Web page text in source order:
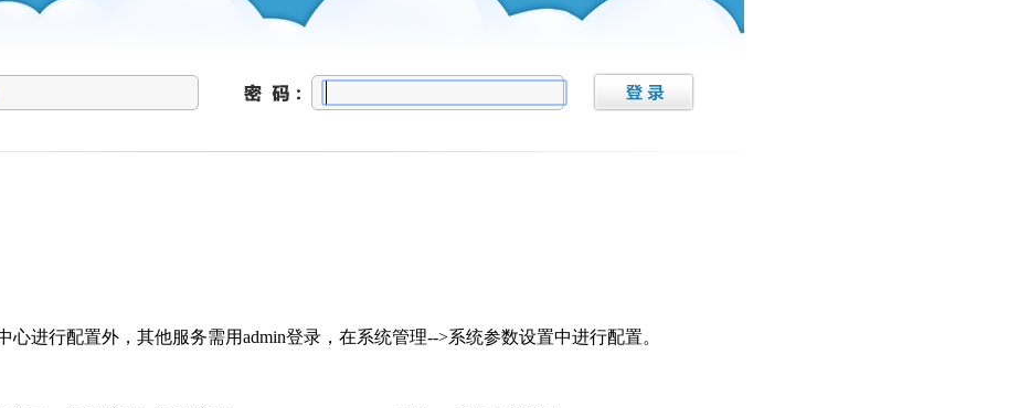
进行配置外，其他服务需用admin登录，在系统管理-->系统参数设置中进行配置。